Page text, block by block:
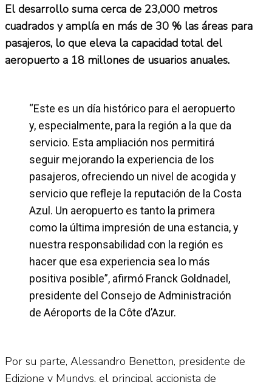
El desarrollo suma cerca de 23,000 metros
cuadrados y amplía en más de 30 % las áreas para
pasajeros, lo que eleva la capacidad total del
aeropuerto a 18 millones de usuarios anuales.
“Este es un día histórico para el aeropuerto
y, especialmente, para la región a la que da
servicio. Esta ampliación nos permitirá
seguir mejorando la experiencia de los
pasajeros, ofreciendo un nivel de acogida y
servicio que refleje la reputación de la Costa
Azul. Un aeropuerto es tanto la primera
como la última impresión de una estancia, y
nuestra responsabilidad con la región es
hacer que esa experiencia sea lo más
positiva posible”, afirmó Franck Goldnadel,
presidente del Consejo de Administración
de Aéroports de la Côte d’Azur.
Por su parte, Alessandro Benetton, presidente de
Edizione y Mundys, el principal accionista de